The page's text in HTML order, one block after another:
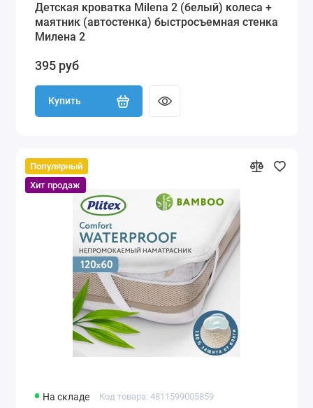
Детская кроватка Milena 2 (белый) колеса +
маятник (автостенка) быстросъемная стенка
Милена 2
395 руб
Купить
Популярный
Хит продаж
На складе Код товара: 4811599005859